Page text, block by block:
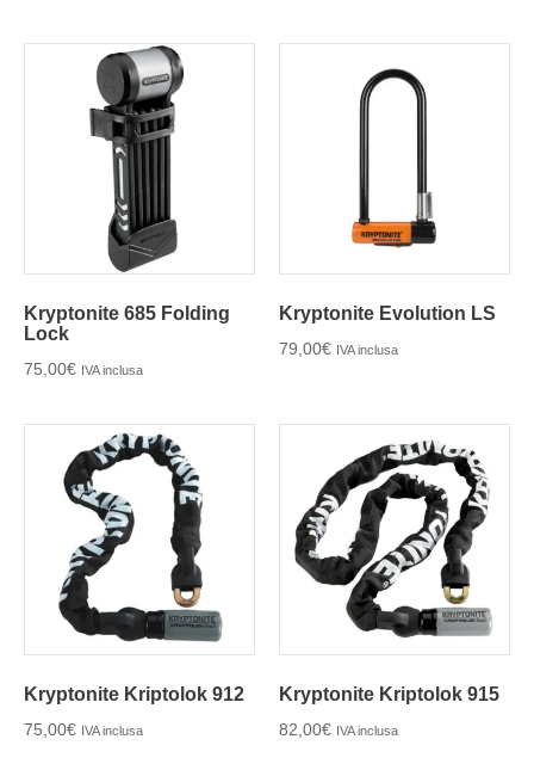
Kryptonite 685 Folding
Lock
75,00€ IVA inclusa
Kryptonite Evolution LS
79,00€ IVA inclusa
Kryptonite Kriptolok 912
75,00€ IVA inclusa
Kryptonite Kriptolok 915
82,00€ IVA inclusa